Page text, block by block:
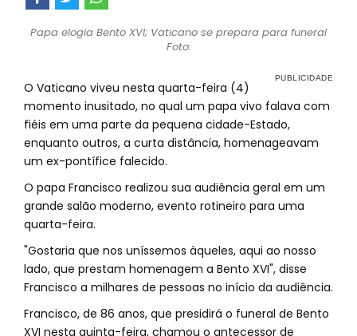
Papa elogia Bento XVI; Vaticano se prepara para funeral
Foto:
O Vaticano viveu nesta quarta-feira (4)
momento inusitado, no qual um papa vivo falava com
fiéis em uma parte da pequena cidade-Estado,
enquanto outros, a curta distância, homenageavam
um ex-pontífice falecido.
O papa Francisco realizou sua audiência geral em um
grande salão moderno, evento rotineiro para uma
quarta-feira.
"Gostaria que nos uníssemos àqueles, aqui ao nosso
lado, que prestam homenagem a Bento XVI", disse
Francisco a milhares de pessoas no início da audiência.
Francisco, de 86 anos, que presidirá o funeral de Bento
XVI nesta quinta-feira, chamou o antecessor de